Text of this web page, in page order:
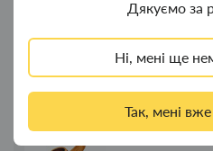
Дякуємо за
Ні, мені ще
Так, мені
Портсигар для
запальничкою
269.00грн.
Люлька для